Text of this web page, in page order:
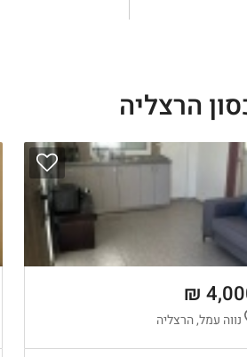
הרצליה
נווה עמל, הרצליה